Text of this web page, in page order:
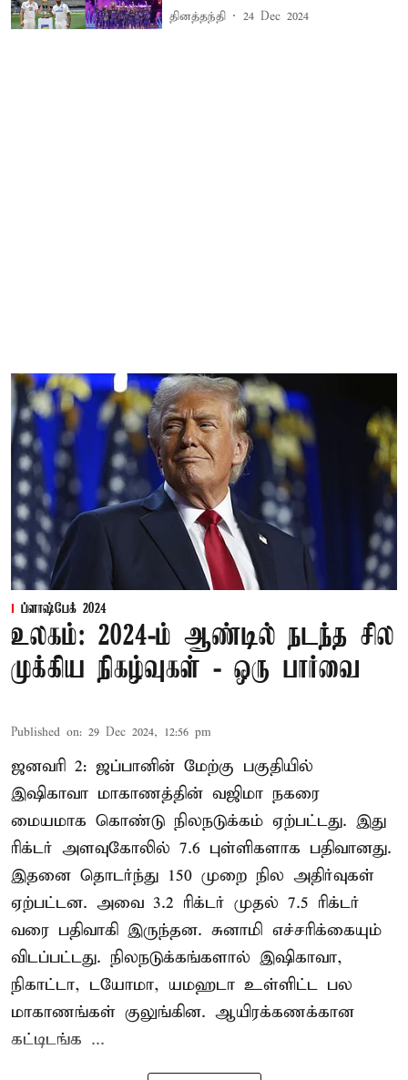
தினத்தந்தி 24 Dec 2024
ப்ளாஷ்பேக் 2024
உலகம்: 2024-ம் ஆண்டில் நடந்த சில
முக்கிய நிகழ்வுகள் - ஒரு பார்வை
Published on: 29 Dec 2024, 12:56 pm
ஜனவரி 2: ஜப்பானின் மேற்கு பகுதியில்
இஷிகாவா மாகாணத்தின் வஜிமா நகரை
மையமாக கொண்டு நிலநடுக்கம் ஏற்பட்டது. இது
ரிக்டர் அளவுகோலில் 7.6 புள்ளிகளாக பதிவானது.
இதனை தொடர்ந்து 150 முறை நில அதிர்வுகள்
ஏற்பட்டன. அவை 3.2 ரிக்டர் முதல் 7.5 ரிக்டர்
வரை பதிவாகி இருந்தன. சுனாமி எச்சரிக்கையும்
விடப்பட்டது. நிலநடுக்கங்களால் இஷிகாவா,
நிகாட்டா, டயோமா, யமஹடா உள்ளிட்ட பல
மாகாணங்கள் குலுங்கின. ஆயிரக்கணக்கான
கட்டிடங்க ...